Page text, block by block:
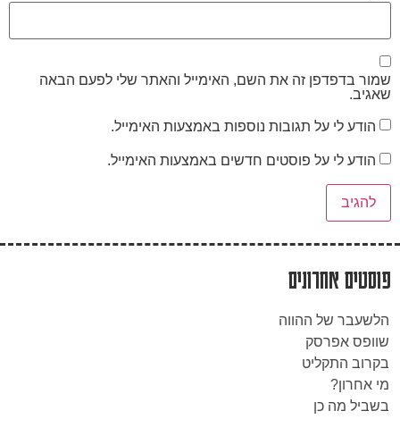
פוסטים אחרונים
הלשעבר של ההווה
שוופס אפרסק
בקרוב התקליט
מי אחרון?
בשביל מה כן
שמור בדפדפן זה את השם, האימייל והאתר שלי לפעם הבאה
שאגיב.
הודע לי על תגובות נוספות באמצעות האימייל.
הודע לי על פוסטים חדשים באמצעות האימייל.